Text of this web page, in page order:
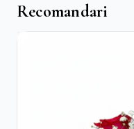
Recomandari